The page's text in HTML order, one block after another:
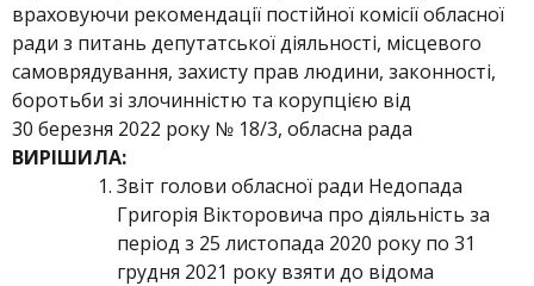
враховуючи рекомендації постійної комісії обласної
ради з питань депутатської діяльності, місцевого
самоврядування, захисту прав людини, законності,
боротьби зі злочинністю та корупцією від
30 березня 2022 року № 18/3, обласна рада
ВИРІШИЛА:
Звіт голови обласної ради Недопада
Григорія Вікторовича про діяльність за
період з 25 листопада 2020 року по 31
грудня 2021 року взяти до відома